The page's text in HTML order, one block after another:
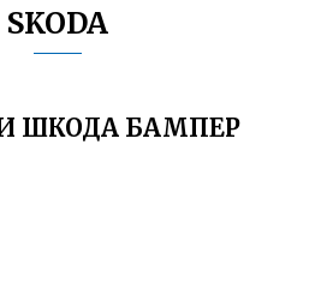
SKODA
ШКОДА БАМПЕР